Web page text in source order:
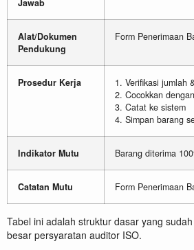
Alat/Dokumen
Pendukung
Form Penerimaan
Prosedur Kerja
1. Verifikasi jumlah
2. Cocokkan
3. Catat ke sistem
4. Simpan barang
Indikator Mutu Barang diterima
Catatan Mutu Form Penerimaan
Tabel ini adalah struktur dasar yang
besar persyaratan auditor ISO.